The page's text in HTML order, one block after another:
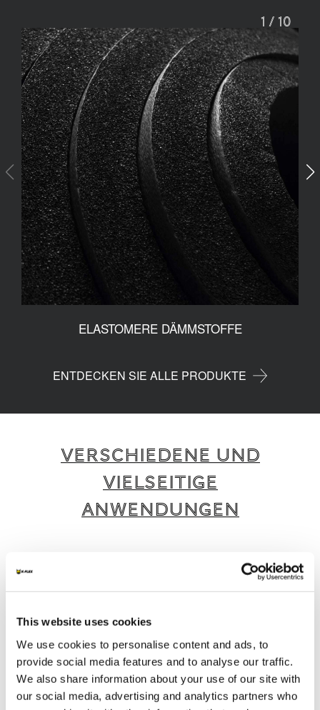
This website uses cookies
We use cookies to personalise content and ads, to
provide social media features and to analyse our traffic.
We also share information about your use of our site with
our social media, advertising and analytics partners who
ELASTOMERE DÄMMSTOFFE
1 / 10
ENTDECKEN SIE ALLE PRODUKTE
VERSCHIEDENE UND
VIELSEITIGE
ANWENDUNGEN
K-FLEX bietet eine breite Palette intelligenter
und nachhaltiger Produkte und Dienstleistungen,
Branchen geeignet sind.
/4